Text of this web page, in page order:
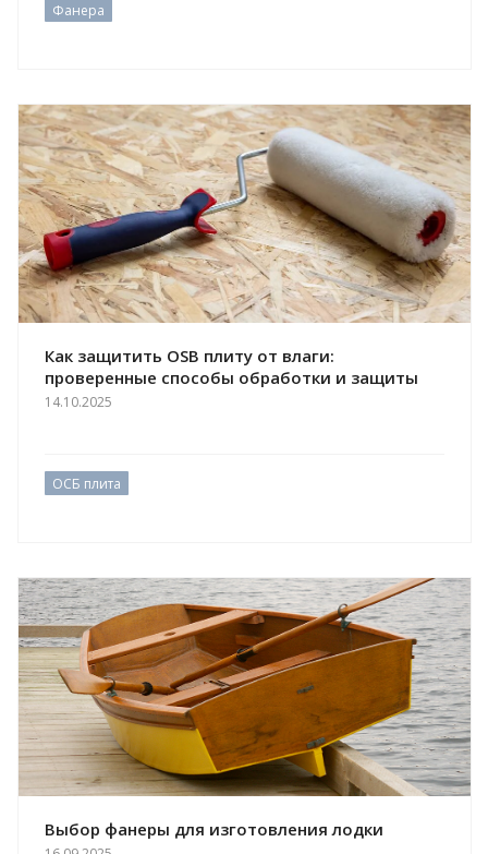
Фанера
Как защитить OSB плиту от влаги:
проверенные способы обработки и защиты
14.10.2025
ОСБ плита
Выбор фанеры для изготовления лодки